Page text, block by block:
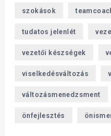
szokások
tudatos jelenlét
vezetői készségek
viselkedésváltozás
változásmenedzsment
önfejlesztés